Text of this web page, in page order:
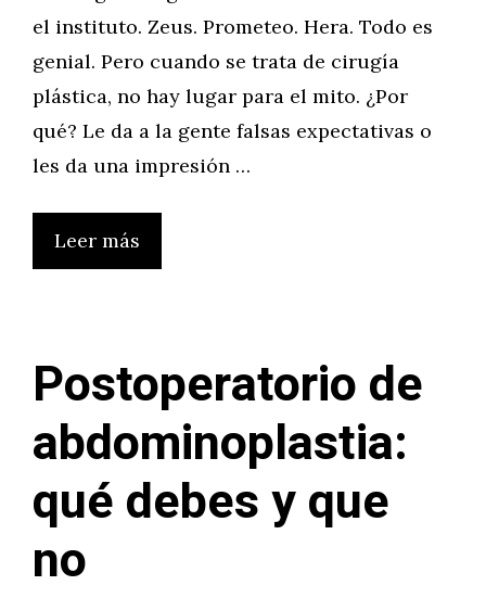
el instituto. Zeus. Prometeo. Hera. Todo es
genial. Pero cuando se trata de cirugía
plástica, no hay lugar para el mito. ¿Por
qué? Le da a la gente falsas expectativas o
les da una impresión …
Leer más
Postoperatorio de
abdominoplastia:
qué debes y que
no